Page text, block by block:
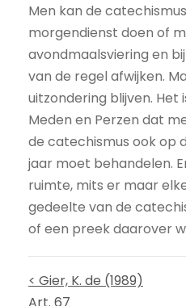
Men kan de
morgendienst doen of
avondmaalsviering en
van de regel afwijken.
uitzondering blijven. Het
Meden en Perzen dat
de catechismus ook op
jaar moet behandelen.
ruimte, mits er maar
gedeelte van de
of een preek daarover
< Gier, K. de (1989)
Art. 67